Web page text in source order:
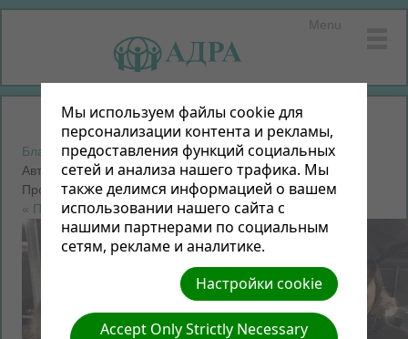
Menu
Благотворительная акция "От сердца к сердцу - 2015"
Автор: Неизвестный | Размер (МБ): 0.22 |Скачать|
Просмотров: 0
« Предыдущий Следующий »
Мы используем файлы cookie для
персонализации контента и рекламы,
предоставления функций социальных
сетей и анализа нашего трафика. Мы
также делимся информацией о вашем
использовании нашего сайта с
нашими партнерами по социальным
сетям, рекламе и аналитике.
Настройки cookie
Accept Only Strictly Necessary